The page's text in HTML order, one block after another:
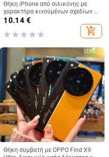
Θήκη iPhone από σιλικόνης με
χαρακτήρα κινούμένων σχεδίων –
προστασία από πτώσεις, ματ
φινίρισμα, συμβατή με iPhone
11/12/13/14 σειρά (Pro/Max)
10.14€
add_shopping_cart
Θήκη συμβατή με OPPO Find X9